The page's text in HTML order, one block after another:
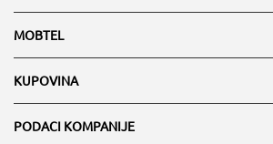
MOBTEL
KUPOVINA
PODACI KOMPANIJE